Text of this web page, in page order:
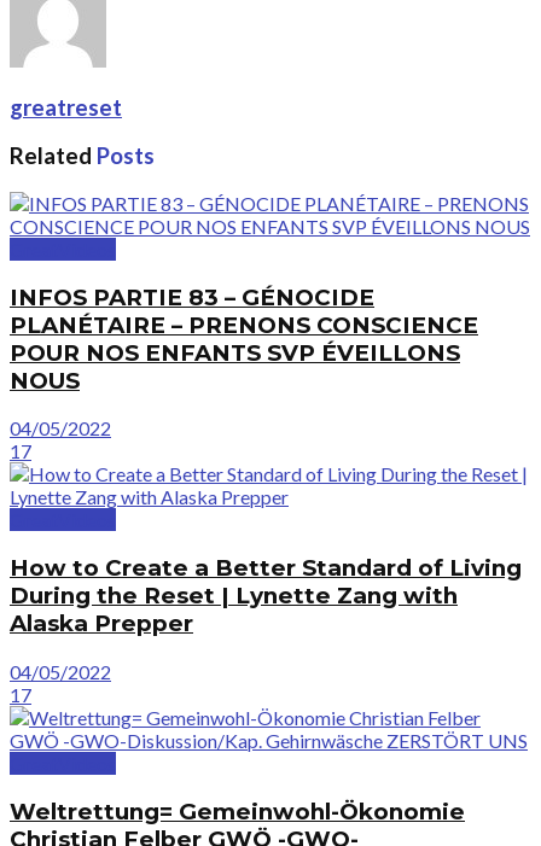
greatreset
Related Posts
INFOS PARTIE 83 – GÉNOCIDE
PLANÉTAIRE – PRENONS CONSCIENCE
POUR NOS ENFANTS SVP ÉVEILLONS
NOUS
04/05/2022
17
How to Create a Better Standard of Living
During the Reset | Lynette Zang with
Alaska Prepper
04/05/2022
17
Weltrettung= Gemeinwohl-Ökonomie
Christian Felber GWÖ -GWO-